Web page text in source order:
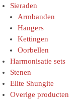
Sieraden
Armbanden
Hangers
Kettingen
Oorbellen
Harmonisatie sets
Stenen
Elite Shungite
Overige producten